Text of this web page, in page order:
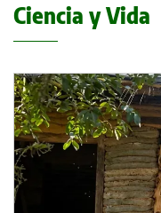
Ciencia y Vida